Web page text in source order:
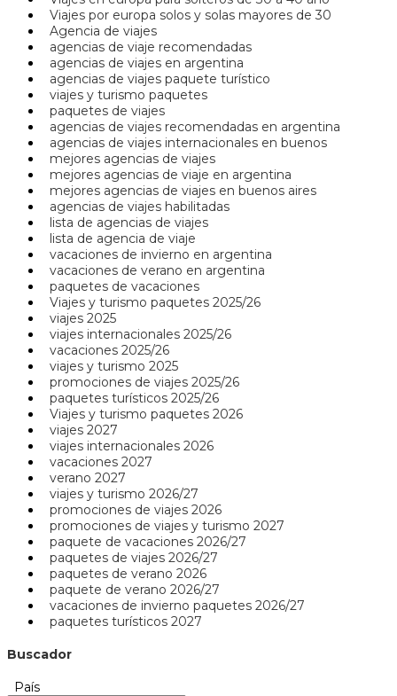
Viajes por europa solos y solas mayores de 30
Agencia de viajes
agencias de viaje recomendadas
agencias de viajes en argentina
agencias de viajes paquete turístico
viajes y turismo paquetes
paquetes de viajes
agencias de viajes recomendadas en argentina
agencias de viajes internacionales en buenos
mejores agencias de viajes
mejores agencias de viaje en argentina
mejores agencias de viajes en buenos aires
agencias de viajes habilitadas
lista de agencias de viajes
lista de agencia de viaje
vacaciones de invierno en argentina
vacaciones de verano en argentina
paquetes de vacaciones
Viajes y turismo paquetes 2025/26
viajes 2025
viajes internacionales 2025/26
vacaciones 2025/26
viajes y turismo 2025
promociones de viajes 2025/26
paquetes turísticos 2025/26
Viajes y turismo paquetes 2026
viajes 2027
viajes internacionales 2026
vacaciones 2027
verano 2027
viajes y turismo 2026/27
promociones de viajes 2026
promociones de viajes y turismo 2027
paquete de vacaciones 2026/27
paquetes de viajes 2026/27
paquetes de verano 2026
paquete de verano 2026/27
vacaciones de invierno paquetes 2026/27
paquetes turísticos 2027
Buscador
País